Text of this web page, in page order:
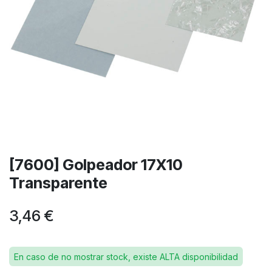
[7600] Golpeador 17X10
Transparente
3,46 €
En caso de no mostrar stock, existe ALTA disponibilidad